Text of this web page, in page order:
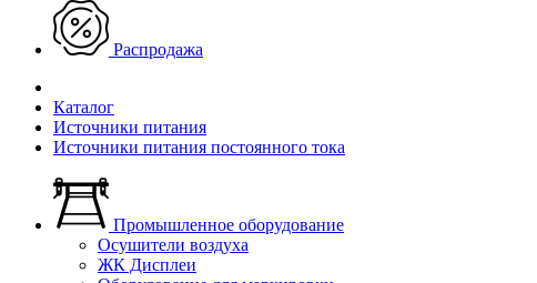
Распродажа
Каталог
Источники питания
Источники питания постоянного тока
Промышленное оборудование
Осушители воздуха
ЖК Дисплеи